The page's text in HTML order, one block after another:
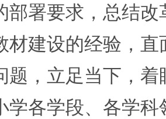
部署要求，总结
材建设的经验，
题，立足当下，
学各学段、各学